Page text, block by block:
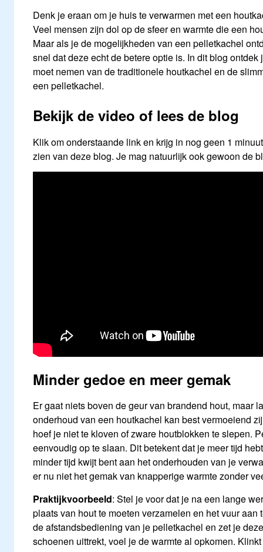
Denk je eraan om je huis te verwarmen met een
Veel mensen zijn dol op de sfeer en warmte die een
Maar als je de mogelijkheden van een pelletkachel
snel dat deze echt de betere optie is. In dit blog
moet nemen van de traditionele houtkachel en de
een pelletkachel.
Bekijk de video of lees de blog
Klik om onderstaande link en krijg in nog geen 1
zien van deze blog. Je mag natuurlijk ook gewoon de
Minder gedoe en meer gemak
Er gaat niets boven de geur van brandend hout, maar
onderhoud van een houtkachel kan best vermoeiend
hoef je niet te kloven of zware houtblokken te slepen.
eenvoudig op te slaan. Dit betekent dat je meer tijd
minder tijd kwijt bent aan het onderhouden van je
er nu niet het gemak van knapperige warmte zonder
Praktijkvoorbeeld: Stel je voor dat je na een lange
plaats van hout te moeten verzamelen en het vuur aan
de afstandsbediening van je pelletkachel en zet je
schoenen uittrekt, voel je de warmte al opkomen.